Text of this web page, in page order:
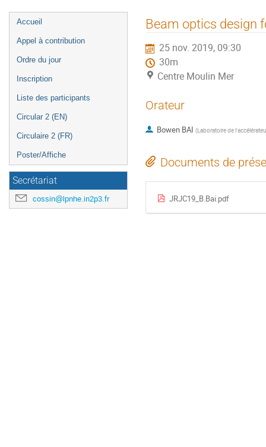
Menu
de
Accueil
Appel à contribution
Ordre du jour
Inscription
Liste des participants
Circular 2 (EN)
Circulaire 2 (FR)
Poster/Affiche
Secrétariat
cossin@lpnhe.in2p3.fr
Beam optics design
25 nov. 2019, 09:30
30m
Centre Moulin Mer
Orateur
Bowen BAI (Laboratoire de
Documents de
JRJC19_B.Bai.pdf